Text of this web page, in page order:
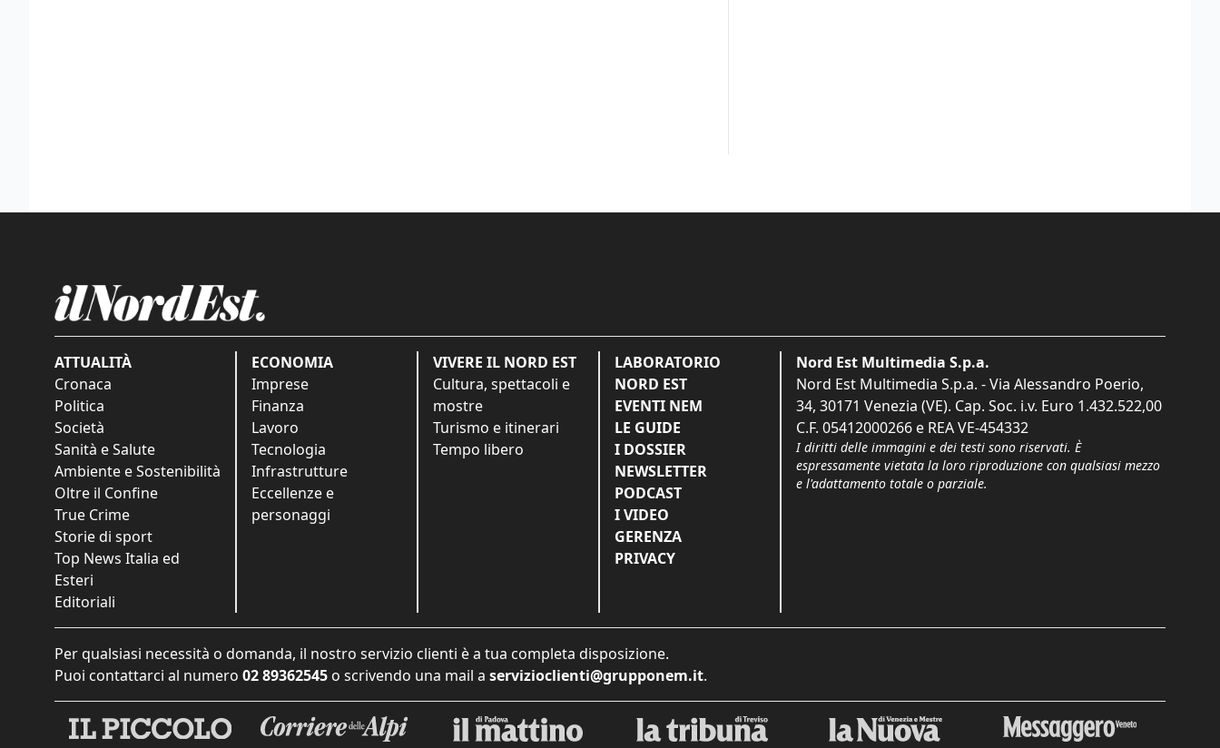
ATTUALITÀ
Cronaca
Politica
Società
Sanità e Salute
Ambiente e Sostenibilità
Oltre il Confine
True Crime
Storie di sport
Top News Italia ed
Esteri
Editoriali
ECONOMIA
Imprese
Finanza
Lavoro
Tecnologia
Infrastrutture
Eccellenze e
personaggi
VIVERE IL NORD EST
Cultura, spettacoli e
mostre
Turismo e itinerari
Tempo libero
LABORATORIO
NORD EST
EVENTI NEM
LE GUIDE
I DOSSIER
NEWSLETTER
PODCAST
I VIDEO
GERENZA
PRIVACY
Nord Est Multimedia S.p.a.
Nord Est Multimedia S.p.a. - Via Alessandro Poerio,
34, 30171 Venezia (VE). Cap. Soc. i.v. Euro 1.432.522,00
C.F. 05412000266 e REA VE-454332
I diritti delle immagini e dei testi sono riservati. È
espressamente vietata la loro riproduzione con qualsiasi mezzo
e l'adattamento totale o parziale.
Per qualsiasi necessità o domanda, il nostro servizio clienti è a tua completa disposizione.
Puoi contattarci al numero 02 89362545 o scrivendo una mail a servizioclienti@grupponem.it.